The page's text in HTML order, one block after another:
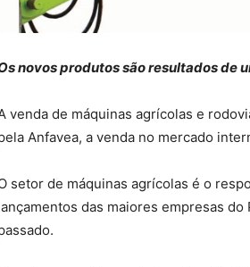
novos produtos são resultados de
venda de máquinas agrícolas e
Anfavea, a venda no mercado
setor de máquinas agrícolas é o
das maiores empresas